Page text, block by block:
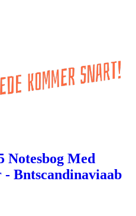
Notesbog Med
Bntscandinaviaab